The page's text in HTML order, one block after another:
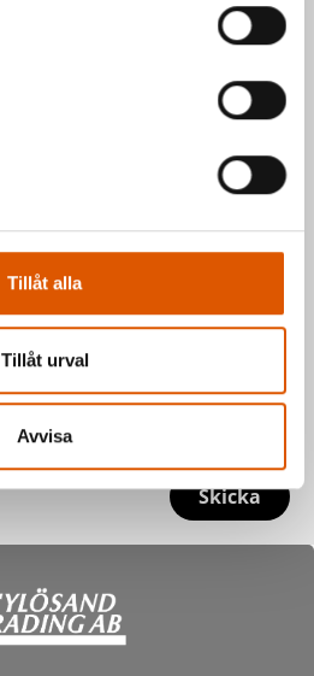
Tillåt alla
Tillåt urval
Avvisa
Skicka